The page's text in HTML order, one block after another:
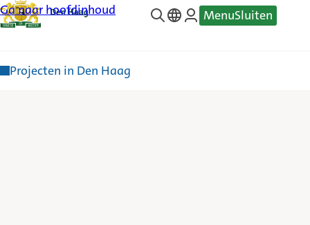
Ga naar hoofdinhoud
—
MenuSluiten
Projecten in Den Haag